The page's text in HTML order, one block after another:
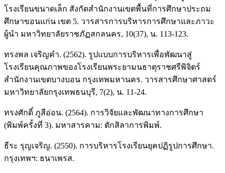
โรงเรียนขนาดเล็ก สังกัดสำนักงานเขตพื้นที่การศึกษาประถม
ศึกษาขอนแก่น เขต 5. วารสารการบริหารการศึกษาและภาวะ
ผู้นำ มหาวิทยาลัยราชภัฏสกลนคร, 10(37), น. 113-123.
ทรงพล เจริญคำ. (2562). รูปแบบการบริหารเพื่อพัฒนาสู่
โรงเรียนคุณภาพของโรงเรียนพระยามนธาตุราชศรีพิจิตร์
สำนักงานเขตบางบอน กรุงเทพมหานคร. วารสารศึกษาศาสตร์
มหาวิทยาลัยกรุงเทพธนบุรี, 7(2), น. 11-24.
ทรงศักดิ์ ภูสีอ่อน. (2564). การวิจัยและพัฒนาทางการศึกษา
(พิมพ์ครั้งที่ 3). มหาสารคาม: ตักสิลาการพิมพ์.
ธีระ รุญเจริญ. (2550). การบริหารโรงเรียนยุคปฏิรูปการศึกษา.
กรุงเทพฯ: ธนาเพรส.